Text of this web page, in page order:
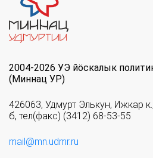
2004-2026 УЭ йöскалык
(Миннац УР)
426063, Удмурт Элькун, Ижкар
б, тел(факс) (3412) 68-53-55
mail@mn.udmr.ru